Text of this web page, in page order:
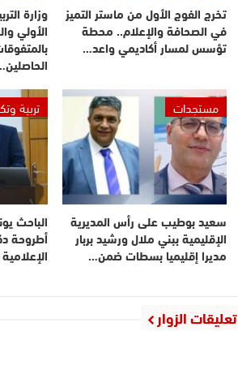
تخرج الفوج الأول من ماستر التميز
في الصحافة والإعلام.. محطة
تؤسس لمسار أكاديمي واعد…
وزارة
الأولي
مستجدات
سعيد بوطيب على رأس المديرية
الإقليمية ببني ملال ورشيد بربار
مديرا إقليميا بسطات ضمن…
تربية
الباحث
أطروحة
تعليقات الزوار